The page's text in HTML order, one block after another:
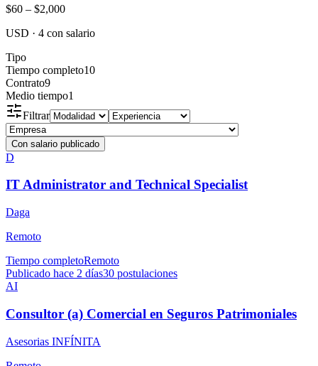
$60 – $2,000
USD · 4 con salario
Tipo
Tiempo completo10
Contrato9
Medio tiempo1
Filtrar
Con salario publicado
D
IT Administrator and Technical Specialist
Daga
Remoto
Tiempo completoRemoto
Publicado hace 2 días30 postulaciones
AI
Consultor (a) Comercial en Seguros Patrimoniales
Asesorias INFÍNITA